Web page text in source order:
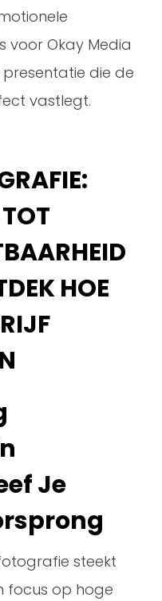
voor Okay Media
die de
vastlegt.
HOE
Je
steekt
focus op hoge